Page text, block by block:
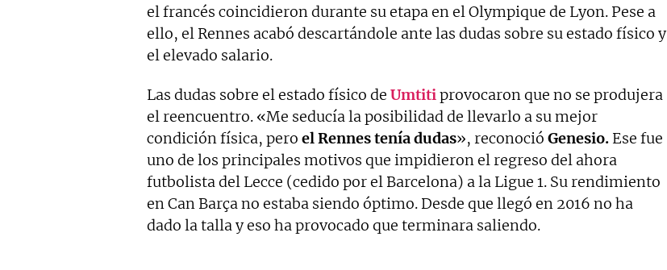
el francés coincidieron durante su etapa en el Olympique de Lyon. Pese a
ello, el Rennes acabó descartándole ante las dudas sobre su estado físico y
el elevado salario.
Las dudas sobre el estado físico de Umtitiprovocaron que no se produjera
el reencuentro. «Me seducía la posibilidad de llevarlo a su mejor
condición física, pero el Rennes tenía dudas», reconoció Genesio. Ese fue
uno de los principales motivos que impidieron el regreso del ahora
futbolista del Lecce (cedido por el Barcelona) a la Ligue 1. Su rendimiento
en Can Barça no estaba siendo óptimo. Desde que llegó en 2016 no ha
dado la talla y eso ha provocado que terminara saliendo.